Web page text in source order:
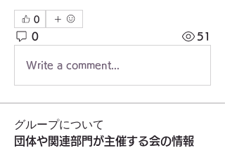
0
0 51
Write a comment...
グループについて
団体や関連部門が主催する会の情報